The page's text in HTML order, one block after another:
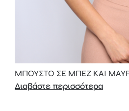
ΜΠΟΥΣΤΟ ΣΕ ΜΠΕΖ ΚΑΙ
Διαβάστε περισσότερα